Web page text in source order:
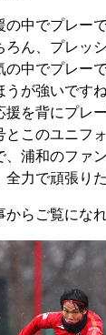
の中でプレー
ろん、プレッ
の中でプレー
うが強いです
援を背にプレ
とこのユニフ
、浦和のファ
力で頑張りた
からご覧になれ